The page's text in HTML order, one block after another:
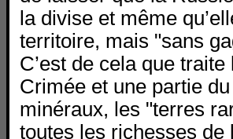
la divise et même
territoire, mais "sans
C’est de cela que
Crimée et une partie
minéraux, les "terres
toutes les richesses de